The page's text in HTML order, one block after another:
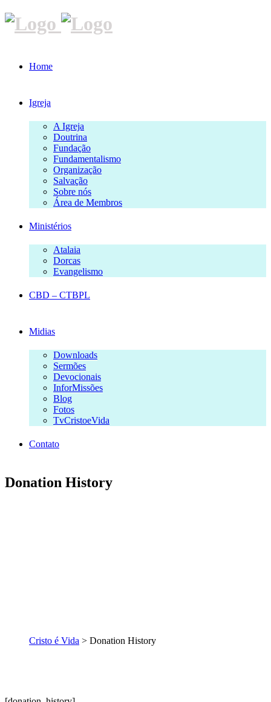
Home
Igreja
A Igreja
Doutrina
Fundação
Fundamentalismo
Organização
Salvação
Sobre nós
Área de Membros
Ministérios
Atalaia
Dorcas
Evangelismo
CBD – CTBPL
Midias
Downloads
Sermões
Devocionais
InforMissões
Blog
Fotos
TvCristoeVida
Contato
Donation History
Cristo é Vida > Donation History